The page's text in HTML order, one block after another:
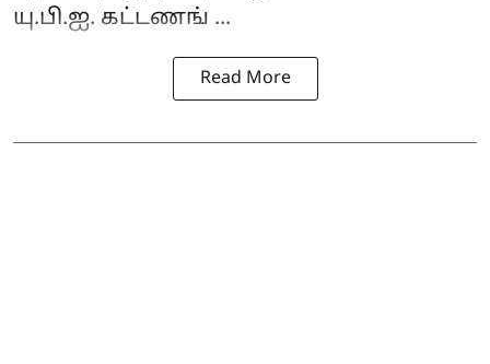
யு.பி.ஐ. கட்டணங் ...
Read More